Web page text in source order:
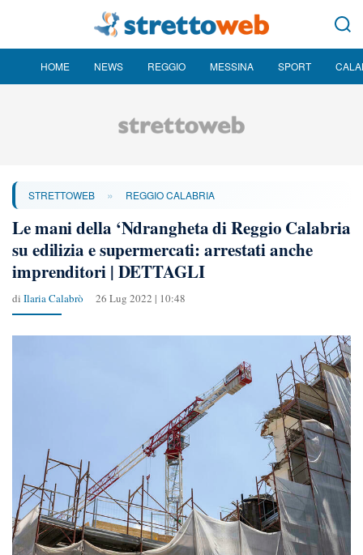
HOME NEWS REGGIO MESSINA SPORT
STRETTOWEB » REGGIO CALABRIA
Le mani della ‘Ndrangheta di Reggio Calabria
su edilizia e supermercati: arrestati anche
imprenditori | DETTAGLI
di Ilaria Calabrò 26 Lug 2022 | 10:48